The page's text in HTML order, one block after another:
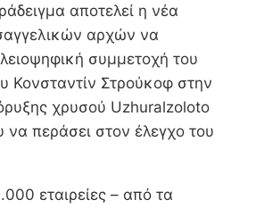
αποτελεί η νέα
αρχών να
συμμετοχή του
Κονσταντίν Στρούκοφ στην
χρυσού Uzhuralzoloto
να περάσει στον έλεγχο του
εταιρείες – από τα